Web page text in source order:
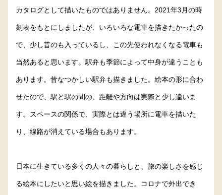
カタログとして描いたものではありません。2021年3月の時
刻表をもとにしましたが、いろいろな電車を描きたかったの
で、少し昔のも入っているし、この先使われなくなる電車も
当然あると思います。駅弁も季節によって中身が違うことも
あります。昔なつかしい駅弁も描きました。絵本の形に合わ
せたので、駅と駅の間の、距離や方向は実際と少し違いま
す。スペースの関係で、実際とは違う場所に電車を描いた
り、線路が消えている場合もあります。
日本に生きている多くの人々の暮らしと、旅の楽しさを感じ
る絵本にしたいと思い絵を描きました。コロナで外出でき